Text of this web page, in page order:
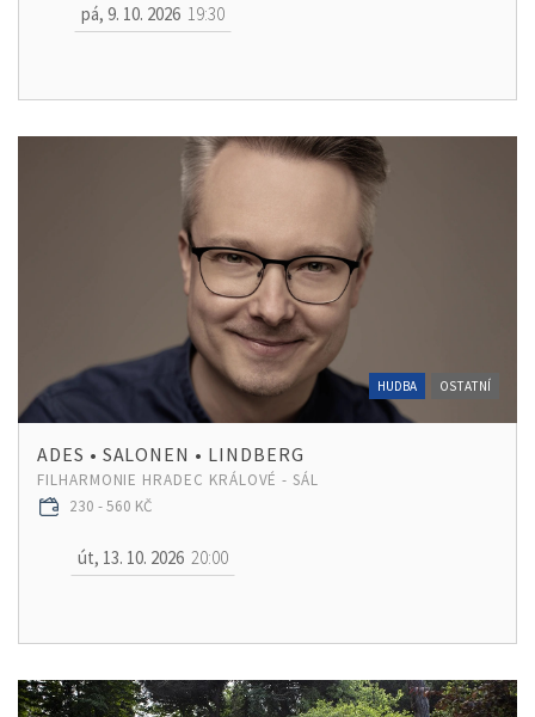
pá, 9. 10. 2026 19:30
HUDBA OSTATNÍ
ADES • SALONEN • LINDBERG
FILHARMONIE HRADEC KRÁLOVÉ - SÁL
230 - 560 KČ
út, 13. 10. 2026 20:00